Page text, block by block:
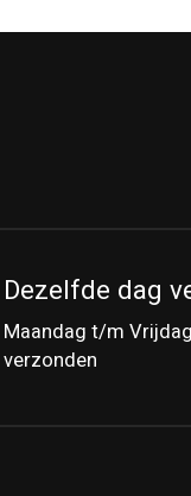
Dezelfde dag
Maandag t/m
verzonden